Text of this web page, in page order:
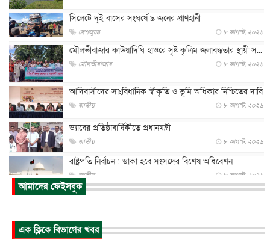
সিলেটে দুই বাসের সংঘর্ষে ৯ জনের প্রাণহানী
দেশজুড়ে ৮ আগস্ট, ২০২৬
মৌলভীবাজার কাউয়াদিঘি হাওরে সৃষ্ট কৃত্রিম জলাবদ্ধতার স্থায়ী স...
মৌলভীবাজার ৮ আগস্ট, ২০২৬
আদিবাসীদের সাংবিধানিক স্বীকৃতি ও ভূমি অধিকার নিশ্চিতের দাবি
জাতীয় ৮ আগস্ট, ২০২৬
ড্যাবের প্রতিষ্ঠাবার্ষিকীতে প্রধানমন্ত্রী
জাতীয় ৮ আগস্ট, ২০২৬
রাষ্ট্রপতি নির্বাচন : ডাকা হবে সংসদের বিশেষ অধিবেশন
জাতীয় ৮ আগস্ট, ২০২৬
প্রধানমন্ত্রীর সঙ্গে সাক্ষাতে খুদে শিল্পী অনুশ্রী রায়ের স্বপ...
পাকিস্তান-তুরস্কের সঙ্গে প্রতিরক্ষা চুক্তি সৌদি আরবকে কতটা ন...
আমাদের ফেইসবুক
এক ক্লিকে বিভাগের খবর